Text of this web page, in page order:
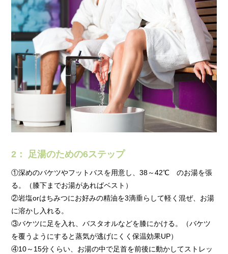
2： 足湯のための6ステップ
①深めのバケツやフットバスを用意し、38～42℃ のお湯を張
る。（膝下までお湯があればベスト）
②岩塩orはちみつにお好みの精油を3滴垂らして軽く混ぜ、お湯
に溶かし入れる。
③バケツに足を入れ、バスタオルなどを膝にかける。（バケツ
を覆うようにすると蒸気が逃げにくく保温効果UP）
④10～15分くらい、お湯の中で足首を前後に動かしてストレッ